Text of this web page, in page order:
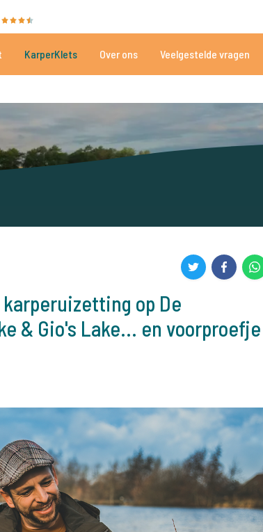
KarperKlets Over ons Veelgestelde vragen
karperuizetting op De
& Gio's Lake... en voorproefje